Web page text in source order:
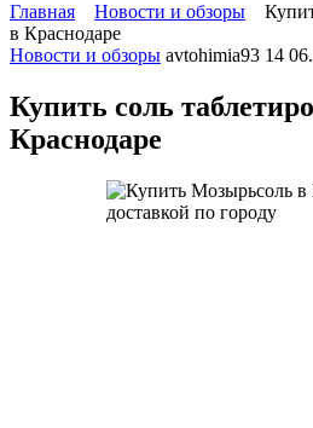
Главная
Новости и обзоры
в Краснодаре
Новости и обзоры avtohimia93 14
Купить соль
Краснодаре